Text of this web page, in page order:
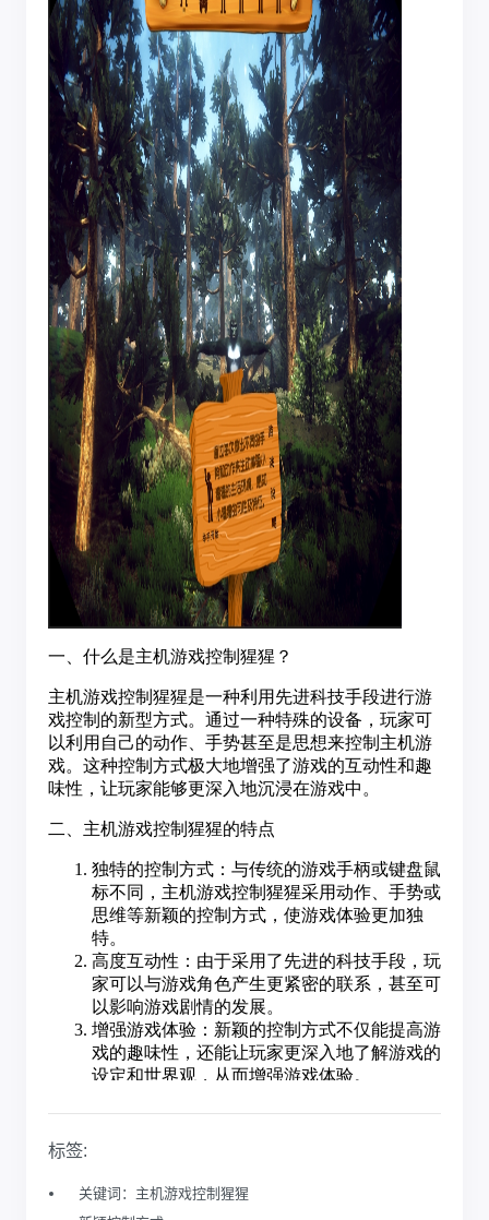
标签:
关键词：主机游戏控制猩猩